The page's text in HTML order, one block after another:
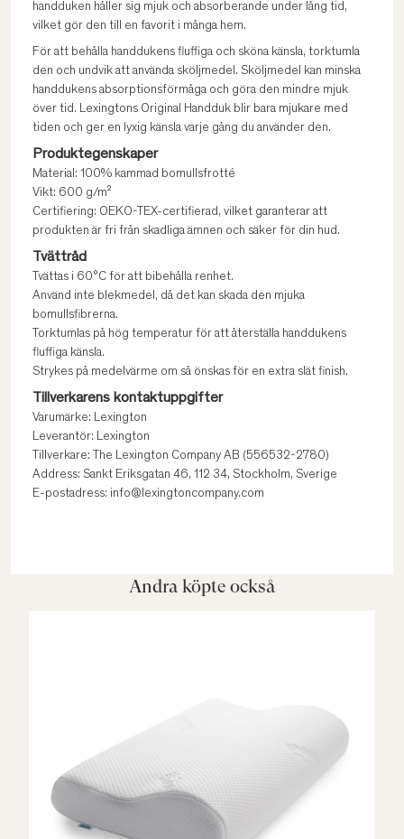
handduken håller sig mjuk och absorberande under lång tid,
vilket gör den till en favorit i många hem.
För att behålla handdukens fluffiga och sköna känsla, torktumla
den och undvik att använda sköljmedel. Sköljmedel kan minska
handdukens absorptionsförmåga och göra den mindre mjuk
över tid. Lexingtons Original Handduk blir bara mjukare med
tiden och ger en lyxig känsla varje gång du använder den.
Produktegenskaper
Material: 100% kammad bomullsfrotté
Vikt: 600 g/m²
Certifiering: OEKO-TEX-certifierad, vilket garanterar att
produkten är fri från skadliga ämnen och säker för din hud.
Tvättråd
Tvättas i 60°C för att bibehålla renhet.
Använd inte blekmedel, då det kan skada den mjuka
bomullsfibrerna.
Torktumlas på hög temperatur för att återställa handdukens
fluffiga känsla.
Strykes på medelvärme om så önskas för en extra slät finish.
Tillverkarens kontaktuppgifter
Varumärke: Lexington
Leverantör: Lexington
Tillverkare: The Lexington Company AB (556532-2780)
Address: Sankt Eriksgatan 46, 112 34, Stockholm, Sverige
E-postadress: info@lexingtoncompany.com
Andra köpte också